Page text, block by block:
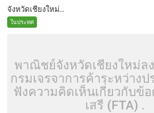
จังหวัดเชียงใหม่...
ในประทศ
พาณิชย์จังหวัดเชียงใหม่ล
กรมเจรจาการค้าระหว่างป
ฟังความคิดเห็นเกี่ยวกับข้
เสรี (FTA) .